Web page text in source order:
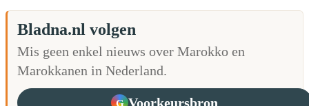
Bladna.nl volgen
Mis geen enkel nieuws over Marokko en
Marokkanen in Nederland.
G Voorkeursbron